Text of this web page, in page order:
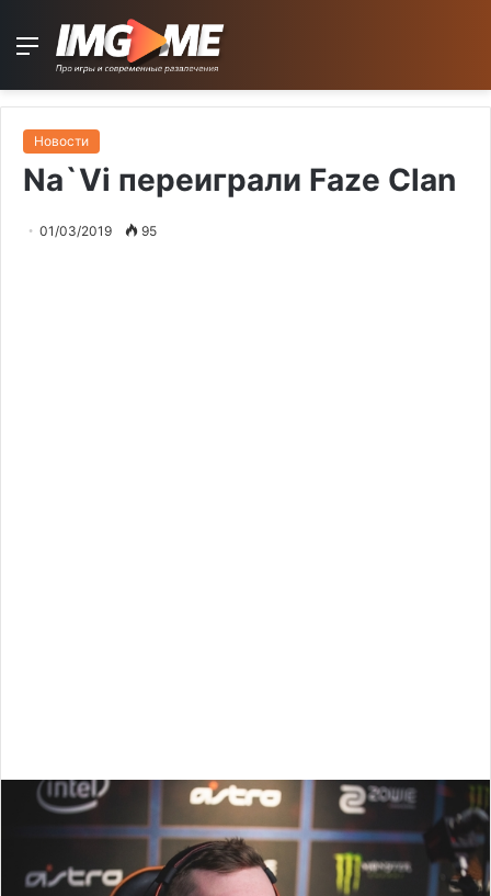
Menu
Новости
Na`Vi переиграли Faze Clan
01/03/2019 95